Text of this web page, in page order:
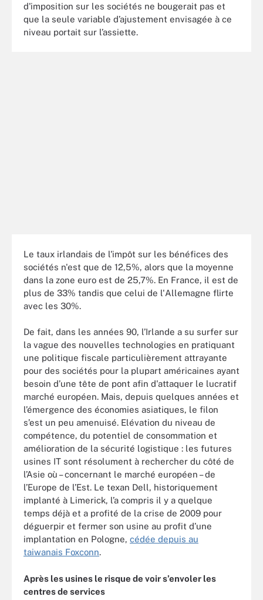
d'imposition sur les sociétés ne bougerait pas et
que la seule variable d’ajustement envisagée à ce
niveau portait sur l’assiette.
Le taux irlandais de l'impôt sur les bénéfices des
sociétés n'est que de 12,5%, alors que la moyenne
dans la zone euro est de 25,7%. En France, il est de
plus de 33% tandis que celui de l'Allemagne flirte
avec les 30%.
De fait, dans les années 90, l’Irlande a su surfer sur
la vague des nouvelles technologies en pratiquant
une politique fiscale particulièrement attrayante
pour des sociétés pour la plupart américaines ayant
besoin d’une tête de pont afin d'attaquer le lucratif
marché européen. Mais, depuis quelques années et
l’émergence des économies asiatiques, le filon
s’est un peu amenuisé. Elévation du niveau de
compétence, du potentiel de consommation et
amélioration de la sécurité logistique : les futures
usines IT sont résolument à rechercher du côté de
l’Asie où – concernant le marché européen – de
l’Europe de l’Est. Le texan Dell, historiquement
implanté à Limerick, l’a compris il y a quelque
temps déjà et a profité de la crise de 2009 pour
déguerpir et fermer son usine au profit d’une
implantation en Pologne, cédée depuis au
taiwanais Foxconn.
Après les usines le risque de voir s’envoler les
centres de services